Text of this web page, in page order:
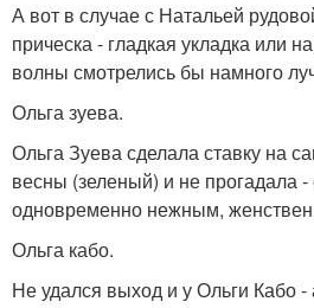
А вот в случае с Натальей
прическа - гладкая укладка или
волны смотрелись бы намного
Ольга зуева.
Ольга Зуева сделала ставку на
весны (зеленый) и не прогадала
одновременно нежным,
Ольга кабо.
Не удался выход и у Ольги Кабо